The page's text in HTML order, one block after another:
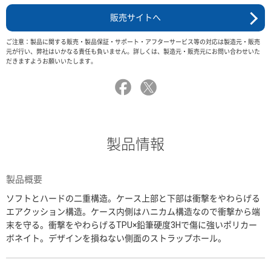
販売サイトへ
ご注意：製品に関する販売・製品保証・サポート・アフターサービス等の対応は製造元・販売
元が行い、弊社はいかなる責任も負いません。詳しくは、製造元・販売元にお問い合わせいた
だきますようお願いいたします。
製品情報
製品概要
ソフトとハードの二重構造。ケース上部と下部は衝撃をやわらげる
エアクッション構造。ケース内側はハニカム構造なので衝撃から端
末を守る。衝撃をやわらげるTPU×鉛筆硬度3Hで傷に強いポリカー
ボネイト。デザインを損ねない側面のストラップホール。